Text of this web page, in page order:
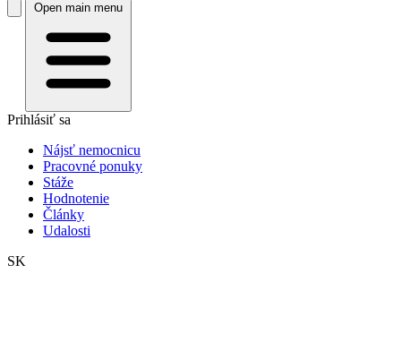
Open main menu
Prihlásiť sa
Nájsť nemocnicu
Pracovné ponuky
Stáže
Hodnotenie
Články
Udalosti
SK